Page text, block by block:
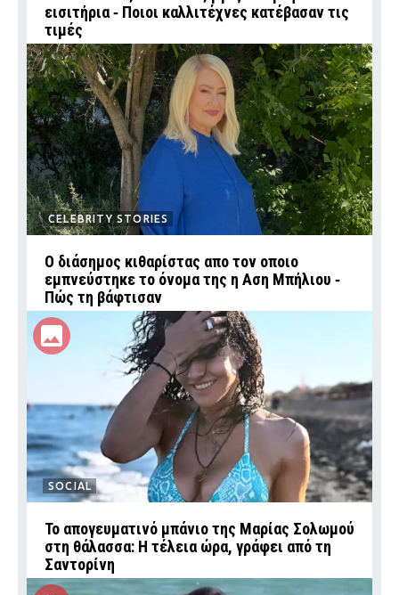
εισιτήρια ‑ Ποιοι καλλιτέχνες κατέβασαν τις
τιμές
CELEBRITY STORIES
Ο διάσημος κιθαρίστας απο τον οποιο
εμπνεύστηκε το όνομα της η Αση Μπήλιου ‑
Πώς τη βάφτισαν
SOCIAL
Το απογευματινό μπάνιο της Μαρίας Σολωμού
στη θάλασσα: Η τέλεια ώρα, γράφει από τη
Σαντορίνη